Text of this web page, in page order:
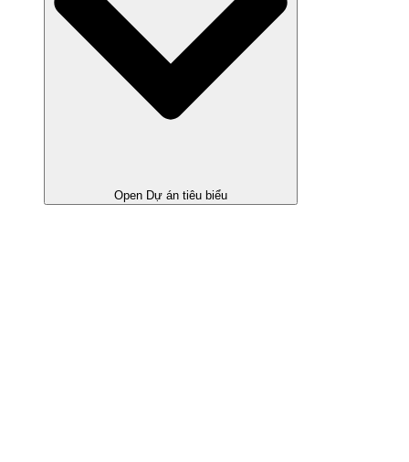
Open Dự án tiêu biểu